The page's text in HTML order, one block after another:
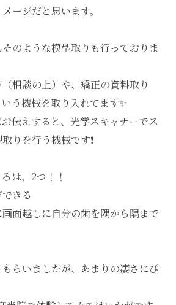
ージだと思います。
のような模型取りも行っておりま
相談の上）や、矯正の資料取り
う機械を取り入れてます✨
伝えすると、光学スキャナーでス
りを行う機械です❗️
は、2つ！！
きる
面越しに自分の歯を隅から隅まで
らいましたが、あまりの凄さにび